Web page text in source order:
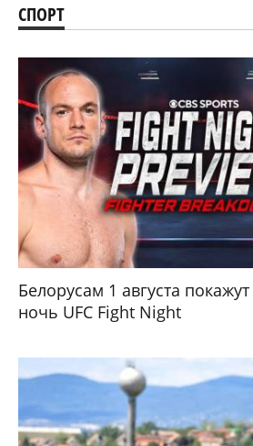
СПОРТ
Белорусам 1 августа
ночь UFC Fight Night